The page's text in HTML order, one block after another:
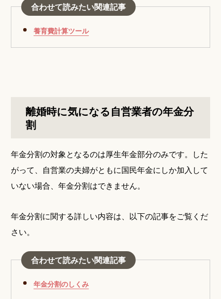
合わせて読みたい関連記事
養育費計算ツール
離婚時に気になる自営業者の年金分
割
年金分割の対象となるのは厚生年金部分のみです。した
がって、自営業の夫婦がともに国民年金にしか加入して
いない場合、年金分割はできません。
年金分割に関する詳しい内容は、以下の記事をご覧くだ
さい。
合わせて読みたい関連記事
年金分割のしくみ